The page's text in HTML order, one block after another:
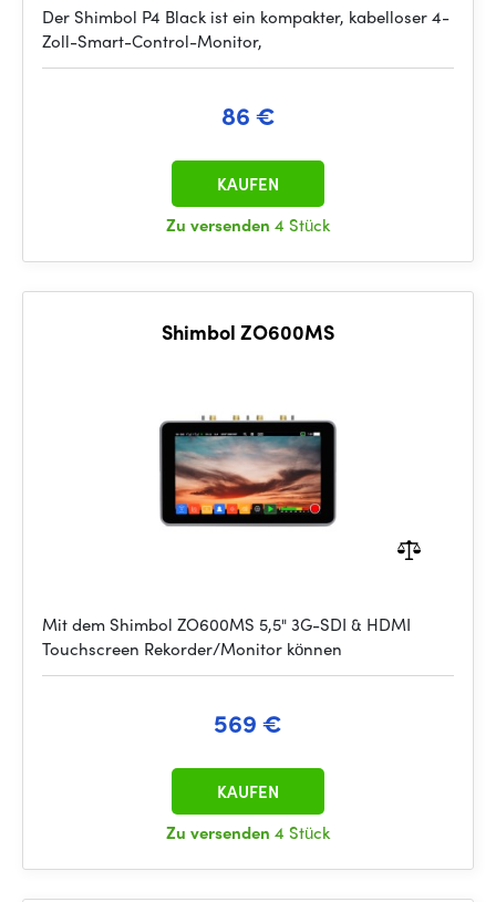
Der Shimbol P4 Black ist ein kompakter, kabelloser 4-
Zoll-Smart-Control-Monitor,
86 €
Zu versenden 4 Stück
KAUFEN
Shimbol ZO600MS
Mit dem Shimbol ZO600MS 5,5" 3G-SDI & HDMI
Touchscreen Rekorder/Monitor können
569 €
Zu versenden 4 Stück
KAUFEN